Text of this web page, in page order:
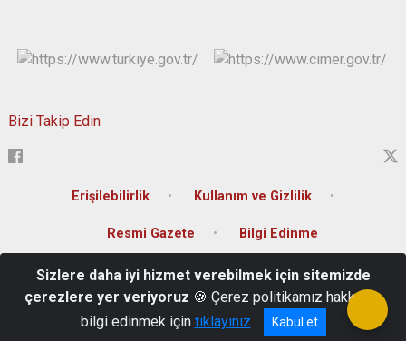
Bizi Takip Edin
Erişilebilirlik Kullanım ve Gizlilik
Resmi Gazete Bilgi Edinme
T.C. Muş Valiliği Kültür Mahallesi İstasyon Caddesi Hükümet Konağı
0 436 212 10 01-02-03
Sizlere daha iyi hizmet verebilmek için sitemizde
çerezlere yer veriyoruz 🍪 Çerez politikamız hakkında
bilgi edinmek için tıklayınız Kabul et